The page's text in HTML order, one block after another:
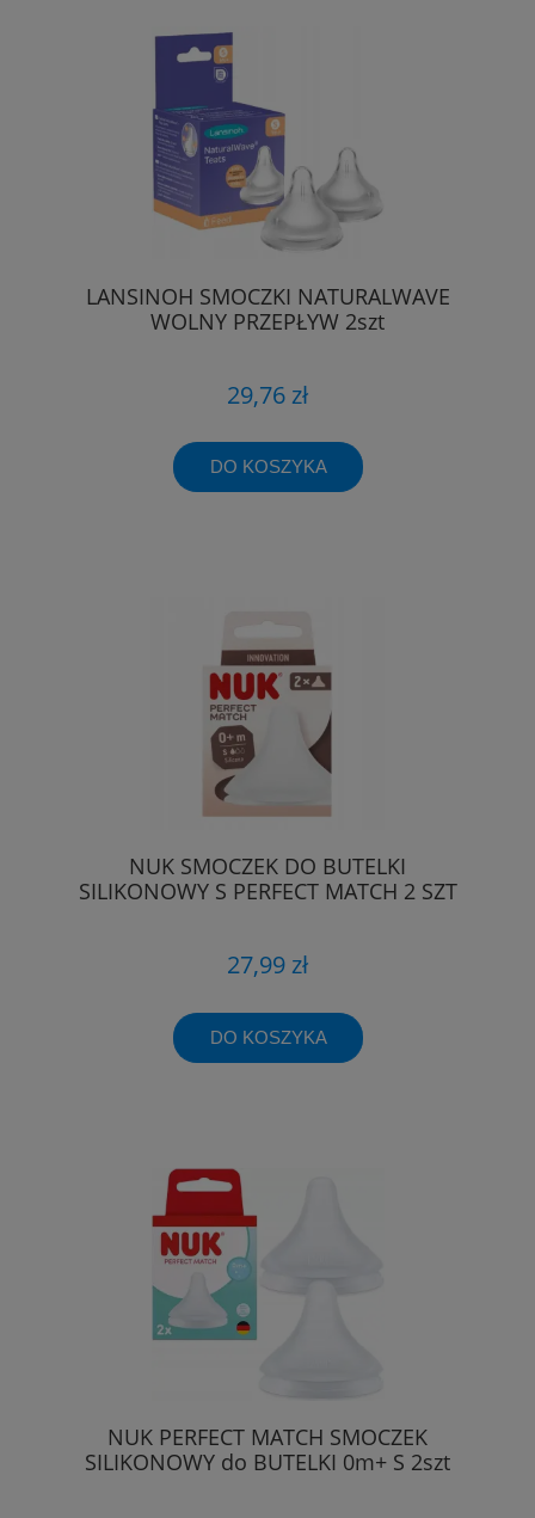
LANSINOH SMOCZKI NATURALWAVE
WOLNY PRZEPŁYW 2szt
29,76 zł
DO KOSZYKA
NUK SMOCZEK DO BUTELKI
SILIKONOWY S PERFECT MATCH 2 SZT
27,99 zł
DO KOSZYKA
NUK PERFECT MATCH SMOCZEK
SILIKONOWY do BUTELKI 0m+ S 2szt